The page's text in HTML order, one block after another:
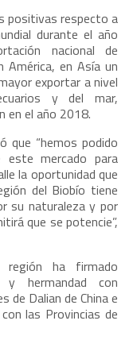
positivas respecto a
durante el año
nacional de
en Asía un
exportar a nivel
y del mar,
en el año 2018.
que “hemos podido
este mercado para
la oportunidad que
del Biobío tiene
su naturaleza y por
que se potencie”,
ha firmado
hermandad con
de Dalian de China e
las Provincias de